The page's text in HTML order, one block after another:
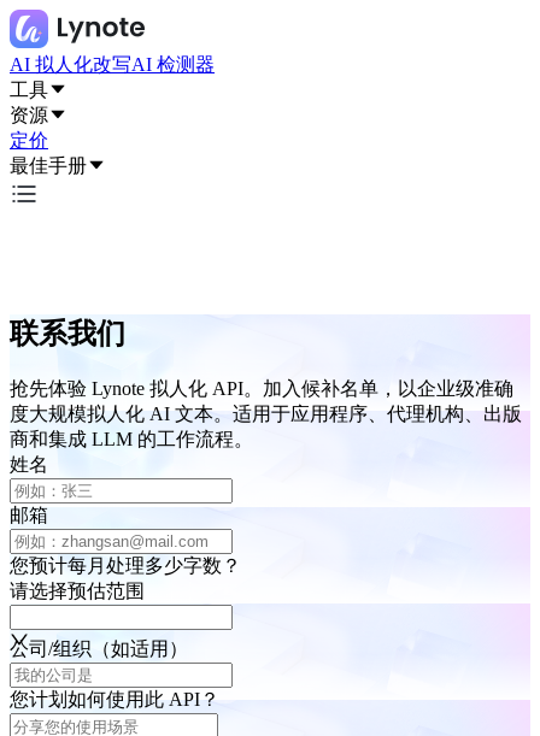
AI 拟人化改写AI 检测器
工具
资源
定价
最佳手册
联系我们
抢先体验 Lynote 拟人化 API。加入候补名单，以企业级准确
度大规模拟人化 AI 文本。适用于应用程序、代理机构、出版
商和集成 LLM 的工作流程。
姓名
邮箱
您预计每月处理多少字数？
请选择预估范围
公司/组织（如适用）
您计划如何使用此 API？